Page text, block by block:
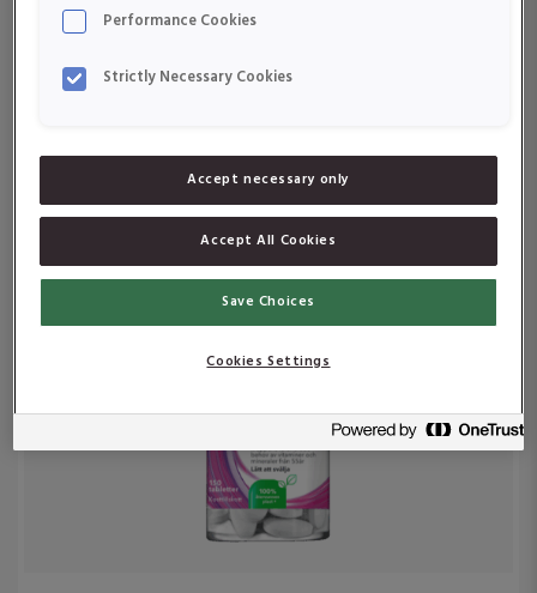
Vitamin C
Vitamin D
Vitamin E
normal energiomsättning
normal funktion av nervsystemet
omsättning av protein och kolhydrater
normal mental funktion
att reglera hormonaktiviteten
Performance Cookies
Strictly Necessary Cookies
Accept necessary only
Accept All Cookies
Save Choices
Cookies Settings